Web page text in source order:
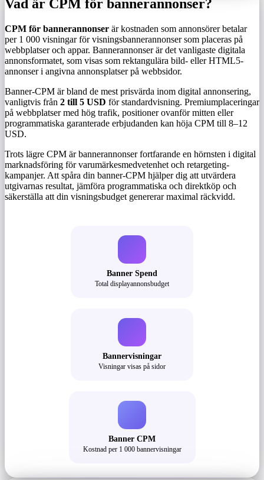
Antal visningar
Vad är CPM för bannerannonser?
CPM för bannerannonser är kostnaden som annonsörer betalar
per 1 000 visningar för visningsbannerannonser som placeras på
webbplatser och appar. Bannerannonser är det vanligaste digitala
annonsformatet, som visas som rektangulära bild- eller HTML5-
annonser i angivna annonsplatser på webbsidor.
Banner-CPM är bland de mest prisvärda inom digital annonsering,
vanligtvis från 2 till 5 USD för standardvisning. Premiumplaceringar
på webbplatser med hög trafik, positioner ovanför mitten eller
programmatiska garanterade erbjudanden kan höja CPM till 8–12
USD.
Trots lägre CPM är bannerannonser fortfarande en hörnsten i digital
marknadsföring för varumärkesmedvetenhet och retargeting-
kampanjer. Att spåra din banner-CPM hjälper dig att utvärdera
utgivarnas resultat, jämföra programmatiska och direktköp och
säkerställa att din visningsbudget genererar maximal räckvidd.
Banner Spend
Total displayannonsbudget
Bannervisningar
Visningar visas på sidor
Banner CPM
Kostnad per 1 000 bannervisningar